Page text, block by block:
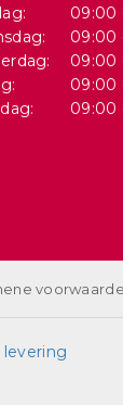
09:00
09:00
09:00
09:00
09:00